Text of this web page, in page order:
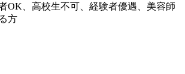
OK、高校生不可、経験者優遇、美容師
方